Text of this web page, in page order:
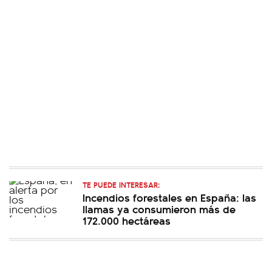
TE PUEDE INTERESAR:
Incendios forestales en España: las
llamas ya consumieron más de
172.000 hectáreas